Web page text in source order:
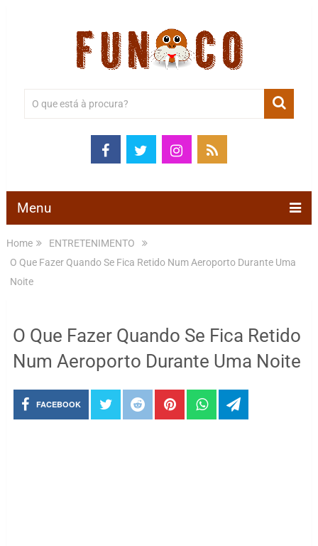
Menu
Home
ENTRETENIMENTO
O Que Fazer Quando Se Fica Retido Num Aeroporto Durante Uma
Noite
O Que Fazer Quando Se Fica Retido
Num Aeroporto Durante Uma Noite
FACEBOOK